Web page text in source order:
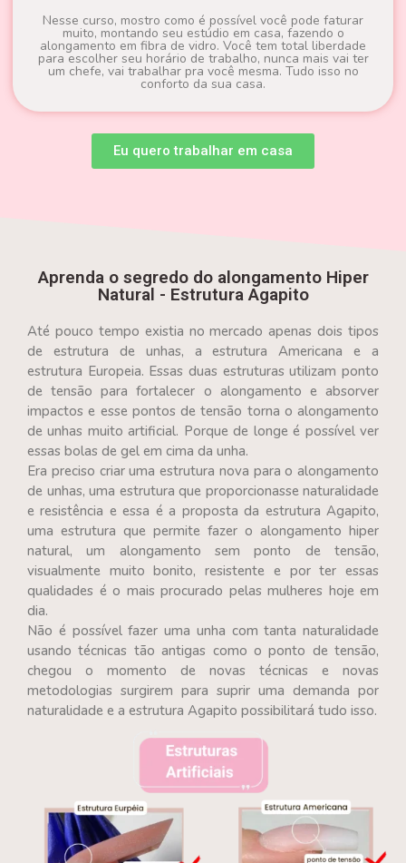
Nesse curso, mostro como é possível você pode faturar
muito, montando seu estúdio em casa, fazendo o
alongamento em fibra de vidro. Você tem total liberdade
para escolher seu horário de trabalho, nunca mais vai ter
um chefe, vai trabalhar pra você mesma. Tudo isso no
conforto da sua casa.
Eu quero trabalhar em casa
Aprenda o segredo do alongamento Hiper
Natural - Estrutura Agapito
Até pouco tempo existia no mercado apenas dois tipos
de estrutura de unhas, a estrutura Americana e a
estrutura Europeia. Essas duas estruturas utilizam ponto
de tensão para fortalecer o alongamento e absorver
impactos e esse pontos de tensão torna o alongamento
de unhas muito artificial. Porque de longe é possível ver
essas bolas de gel em cima da unha.
Era preciso criar uma estrutura nova para o alongamento
de unhas, uma estrutura que proporcionasse naturalidade
e resistência e essa é a proposta da estrutura Agapito,
uma estrutura que permite fazer o alongamento hiper
natural, um alongamento sem ponto de tensão,
visualmente muito bonito, resistente e por ter essas
qualidades é o mais procurado pelas mulheres hoje em
dia.
Não é possível fazer uma unha com tanta naturalidade
usando técnicas tão antigas como o ponto de tensão,
chegou o momento de novas técnicas e novas
metodologias surgirem para suprir uma demanda por
naturalidade e a estrutura Agapito possibilitará tudo isso.